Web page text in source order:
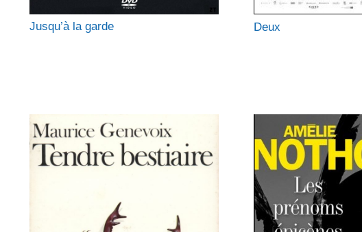
Jusqu’à la garde Deux